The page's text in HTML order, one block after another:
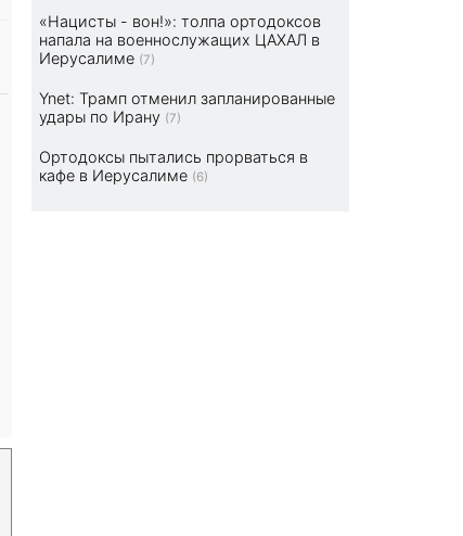
«Нацисты - вон!»: толпа ортодоксов
напала на военнослужащих ЦАХАЛ в
Иерусалиме (7)
Ynet: Трамп отменил запланированные
удары по Ирану (7)
Ортодоксы пытались прорваться в
кафе в Иерусалиме (6)